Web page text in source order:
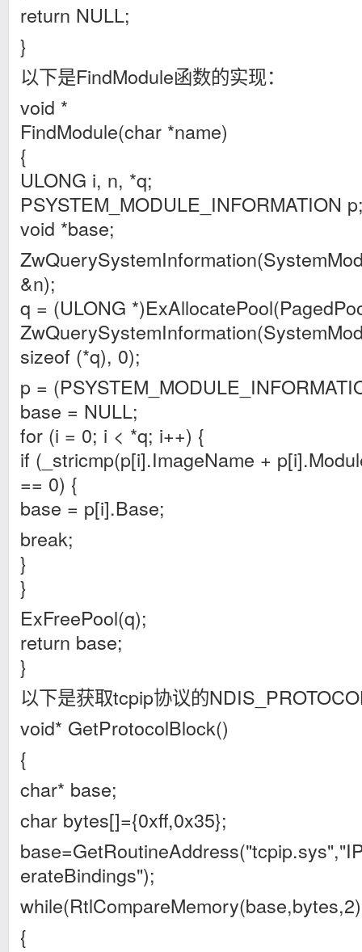
return NULL;
}
以下是FindModule函数的实现：
void *
FindModule(char *name)
{
ULONG i, n, *q;
PSYSTEM_MODULE_INFORMATION
void *base;
&n);
q = (ULONG
sizeof (*q), 0);
p =
base = NULL;
for (i = 0; i < *q; i++) {
if (_stricmp(p[i].ImageName +
== 0) {
base = p[i].Base;
break;
}
}
ExFreePool(q);
return base;
}
以下是获取tcpip协议的
void* GetProtocolBlock()
{
char* base;
char bytes[]={0xff,0x35};
erateBindings");
{